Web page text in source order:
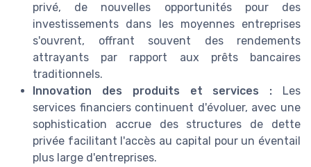
privé, de nouvelles opportunités pour des
investissements dans les moyennes entreprises
s'ouvrent, offrant souvent des rendements
attrayants par rapport aux prêts bancaires
traditionnels.
Innovation des produits et services : Les
services financiers continuent d'évoluer, avec une
sophistication accrue des structures de dette
privée facilitant l'accès au capital pour un éventail
plus large d'entreprises.